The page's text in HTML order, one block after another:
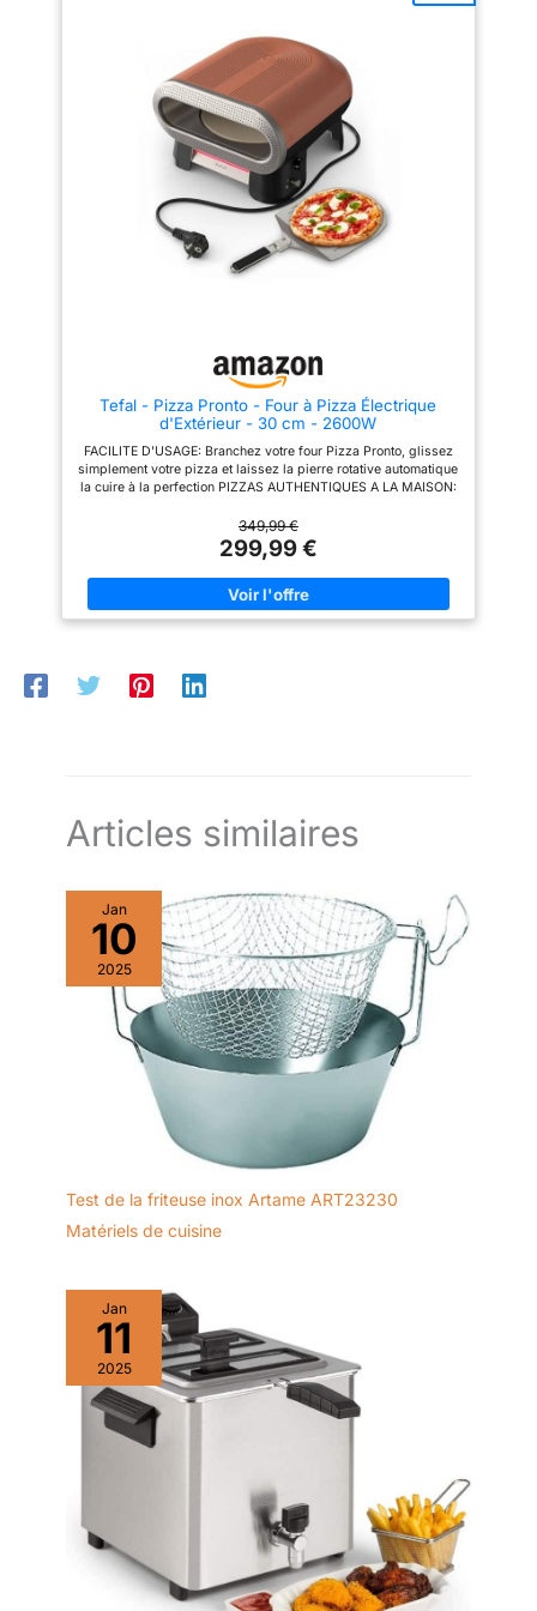
: branchez-le en
intérieur ou sous abri
extérieur, sans travail
de cheminée ou gaz,
et transformez votre
cuisine en véritable
pizzeria maison 🥄
Pelle à pizza incluse :
livrée avec sa pelle en
facilement vos pizzas
comme un vrai
pizzaiolo !
éléments chauffants pour
obtenir une base croustillante et
une garniture fondante.
Conception compacte de 20
litres avec accès facile Four
sans porte pour insérer et retirer
la pizza facilement. Couvercle
amovible pour un nettoyage
simplifié. Accessoires complets
inclus Livré avec une pierre
réfractaire professionnelle, une
pelle à pizza en aluminium (12")
et un couvercle protecteur.
PALETTE EN ACIER
en acier inoxydable, le mini four
électrique Ariete simplifiera vos
préparations; utilisez-les pour
déplacer la pâte crue et cuite
facilement 5 NIVEAUX DE
CUISSON : le thermostat
réglable vous permet de cuire
de délicieuses tartes salées,
des toasts, des panzerotti ou
même de réchauffer les
aliments avant de les servir
PRÊT EN UN SEUL
MOUVEMENT : en seulement 4
Tefal - Pizza Pronto - Four à Pizza Électrique
d'Extérieur - 30 cm - 2600W
FACILITE D'USAGE: Branchez votre four Pizza Pronto, glissez
simplement votre pizza et laissez la pierre rotative automatique
la cuire à la perfection PIZZAS AUTHENTIQUES A LA MAISON:
délicieuses pizzas comme au restaurant CUISSON ULTRA
RAPIDE: Vos pizzas en moins de 3 minutes pour enchaîner les
cuissons et partager de délicieuses pizza party en famille ou
entre amis DES PIZZAS... ET BIEN PLUS: Les 4 niveaux de
température (de 250 à 400 °C) permettent une grande variété
de recettes : pizzas du monde, foccacias, pitas, pains, tartes,
facilement votre pizza de 30cm de diamètre, et vivre la vraie
349,99 €
299,99 €
Articles similaires
Jan
10
2025
Test de la friteuse inox Artame ART23230
Matériels de cuisine
Jan
11
2025